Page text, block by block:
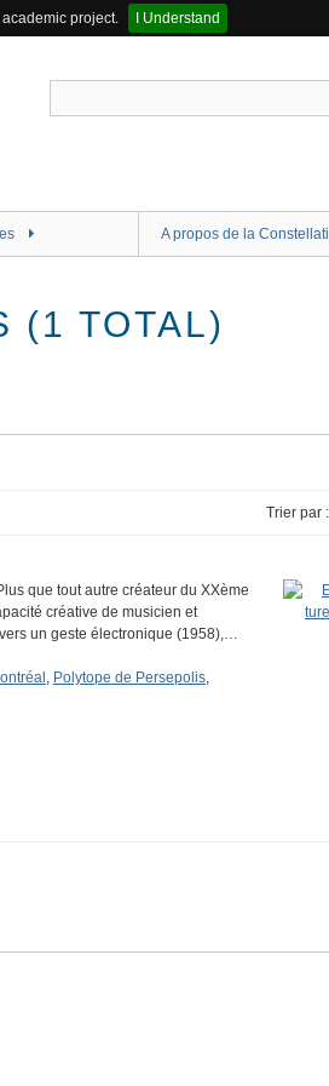
project.
I Understand
A propos de la
(1 TOTAL)
Trier par :
que tout autre créateur du XXème
créative de musicien et
un geste électronique (1958),…
, Polytope de Persepolis,